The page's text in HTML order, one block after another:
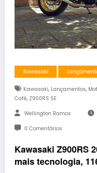
Kawasaki
Kawasaki, Lançamentos,
Café, Z900RS SE
Wellington Ramos
0 Comentários
Kawasaki Z900RS
mais tecnologia,